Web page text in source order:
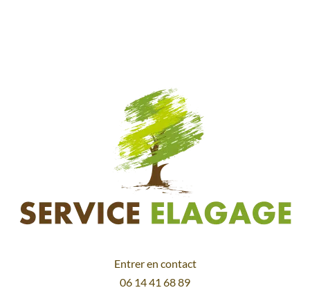
Entrer en contact
06 14 41 68 89